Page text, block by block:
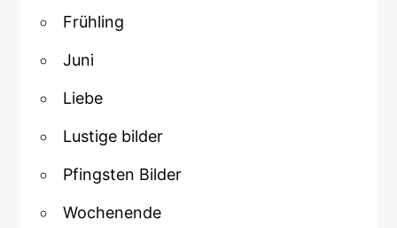
Frühling
Juni
Liebe
Lustige bilder
Pfingsten Bilder
Wochenende